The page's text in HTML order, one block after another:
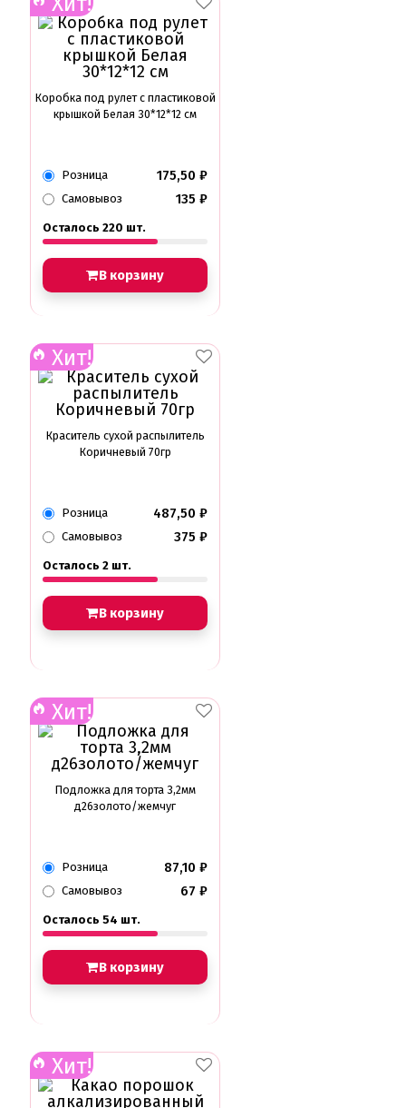
Коробка под рулет с пластиковой
крышкой Белая 30*12*12 см
Розница 175,50 ₽
Самовывоз 135 ₽
Осталось 220 шт.
В корзину
Хит!
Краситель сухой распылитель
Коричневый 70гр
Розница 487,50 ₽
Самовывоз 375 ₽
Осталось 2 шт.
В корзину
Хит!
Подложка для торта 3,2мм
д26золото/жемчуг
Розница 87,10 ₽
Самовывоз 67 ₽
Осталось 54 шт.
В корзину
Хит!